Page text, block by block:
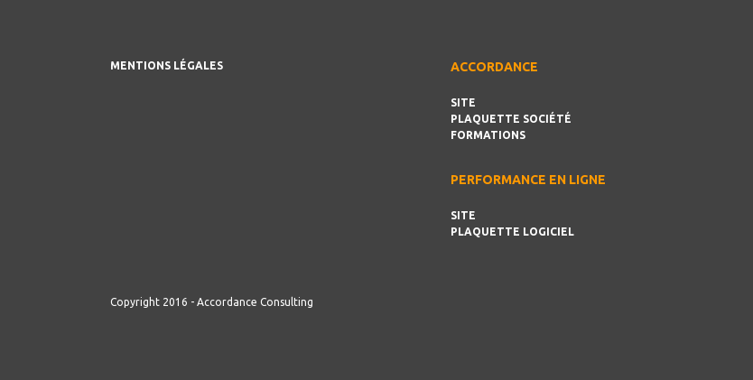
MENTIONS LÉGALES ACCORDANCE
SITE
PLAQUETTE SOCIÉTÉ
FORMATIONS
PERFORMANCE EN LIGNE
SITE
PLAQUETTE LOGICIEL
Copyright 2016 - Accordance Consulting